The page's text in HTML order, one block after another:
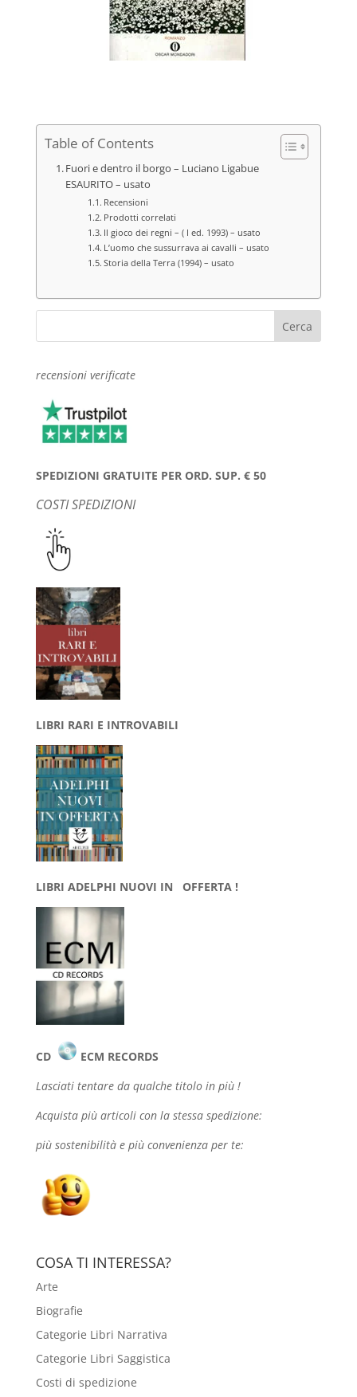
Table of Contents
Fuori e dentro il borgo – Luciano Ligabue
ESAURITO – usato
Recensioni
Prodotti correlati
Il gioco dei regni – ( I ed. 1993) – usato
L’uomo che sussurrava ai cavalli – usato
Storia della Terra (1994) – usato
recensioni verificate
SPEDIZIONI GRATUITE PER ORD. SUP. € 50
COSTI SPEDIZIONI
LIBRI RARI E INTROVABILI
LIBRI ADELPHI NUOVI IN OFFERTA !
CD
ECM RECORDS
Lasciati tentare da qualche titolo in più !
Acquista più articoli con la stessa spedizione:
più sostenibilità e più convenienza per te:
COSA TI INTERESSA?
Arte
Biografie
Categorie Libri Narrativa
Categorie Libri Saggistica
Costi di spedizione